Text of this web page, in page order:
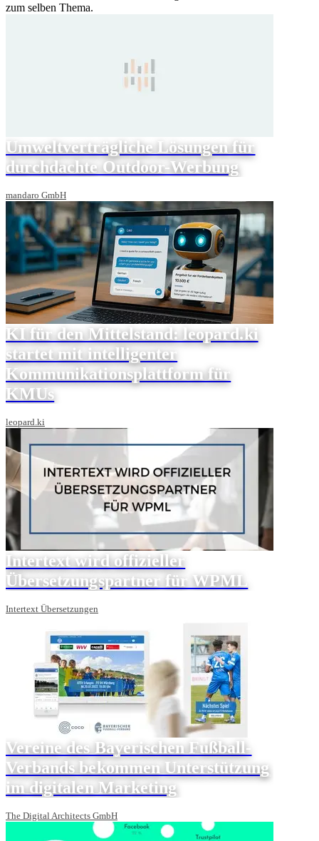
zum selben Thema.
Umweltverträgliche Lösungen für
durchdachte Outdoor-Werbung
mandaro GmbH
KI für den Mittelstand: leopard.ki
startet mit intelligenter
Kommunikationsplattform für
KMUs
leopard.ki
Intertext wird offizieller
Übersetzungspartner für WPML
Intertext Übersetzungen
Vereine des Bayerischen Fußball-
Verbands bekommen Unterstützung
im digitalen Marketing
The Digital Architects GmbH